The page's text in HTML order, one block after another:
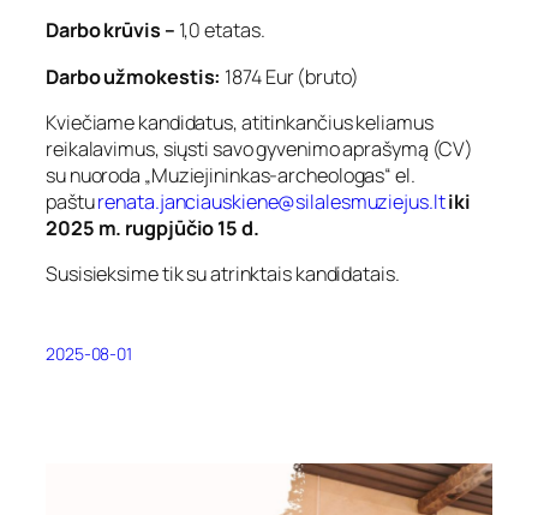
Darbo krūvis – 1,0 etatas.
Darbo užmokestis: 1874 Eur (bruto)
Kviečiame kandidatus, atitinkančius keliamus
reikalavimus, siųsti savo gyvenimo aprašymą (CV)
su nuoroda „Muziejininkas-archeologas“ el.
pašturenata.janciauskiene@silalesmuziejus.ltiki
2025 m. rugpjūčio 15 d.
Susisieksime tik su atrinktais kandidatais.
2025-08-01